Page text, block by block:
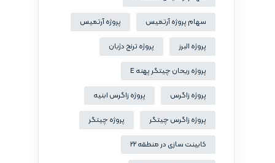
سهام پروژه آرتمیس پروژه آرتمیس
پروژه البرز پروژه ترنج دژبان
پروژه ریحان چیتگر پهنه E
پروژه زاگرس پروژه زاگرس ابنیه
پروژه زاگرس چیتگر پروژه چیتگر
کابینت سازی در منطقه 22